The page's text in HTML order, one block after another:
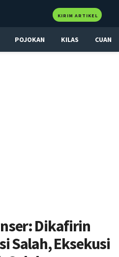
KIRIM ARTIKEL
POJOKAN KILAS CUAN
Dikafirin
Salah, Eksekusi